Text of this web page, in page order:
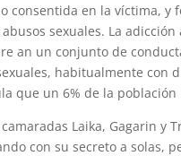
consentida en la víctima,
sexuales. La
an un conjunto de
habitualmente con
que un 6% de la
Laika, Gagarin
con su secreto a solas,